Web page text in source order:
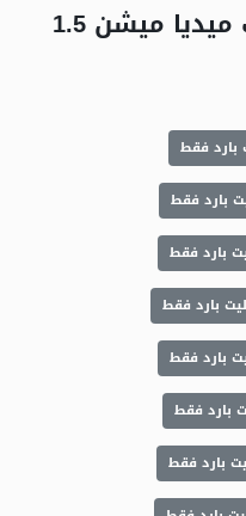
كلمات دلالية عن تكييف ميديا ميشن 1.5